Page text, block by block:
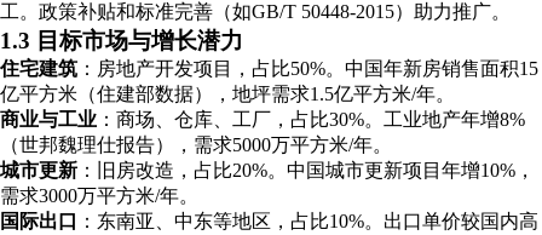
工。政策补贴和标准完善（如GB/T 50448-2015）助力推广。
1.3 目标市场与增长潜力
住宅建筑 ：房地产开发项目，占比50%。中国年新房销售面积15
亿平方米（住建部数据），地坪需求1.5亿平方米/年。
商业与工业 ：商场、仓库、工厂，占比30%。工业地产年增8%
（世邦魏理仕报告），需求5000万平方米/年。
城市更新 ：旧房改造，占比20%。中国城市更新项目年增10%，
需求3000万平方米/年。
国际出口
：东南亚、中东等地区，占比10%。出口单价较国内高